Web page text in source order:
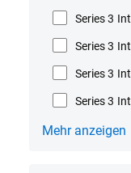
Series 3
Series 3
Series 3
Series 3
Mehr anzeigen